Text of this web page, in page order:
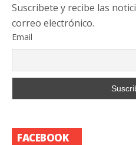
Suscribete y recibe las
correo electrónico.
Email
FACEBOOK